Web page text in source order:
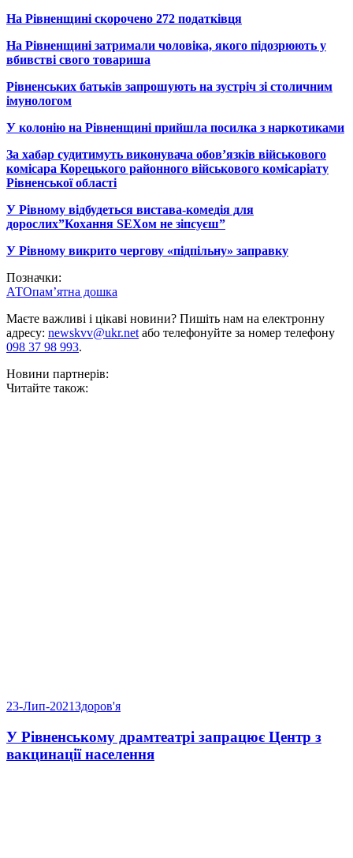
На Рівненщині скорочено 272 податківця
На Рівненщині затримали чоловіка, якого підозрюють у
вбивстві свого товариша
Рівненських батьків запрошують на зустріч зі столичним
імунологом
У колонію на Рівненщині прийшла посилка з наркотиками
За хабар судитимуть виконувача обов’язків військового
комісара Корецького районного військового комісаріату
Рівненської області
У Рівному відбудеться вистава-комедія для
дорослих”Кохання SEXом не зіпсуєш”
У Рівному викрито чергову «підпільну» заправку
Позначки:
АТОпам’ятна дошка
Маєте важливі і цікаві новини? Пишіть нам на електронну
адресу: newskvv@ukr.netабо телефонуйте за номер телефону
098 37 98 993.
Новини партнерів:
Читайте також:
23-Лип-2021Здоров'я
У Рівненському драмтеатрі запрацює Центр з
вакцинації населення